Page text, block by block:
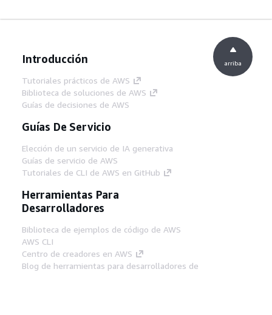
Introducción
Tutoriales prácticos de AWS
Biblioteca de soluciones de AWS
Guías de decisiones de AWS
Guías De Servicio
Elección de un servicio de IA generativa
Guías de servicio de AWS
Tutoriales de CLI de AWS en GitHub
Herramientas Para
Desarrolladores
Biblioteca de ejemplos de código de AWS
AWS CLI
Centro de creadores en AWS
Blog de herramientas para desarrolladores de
arriba